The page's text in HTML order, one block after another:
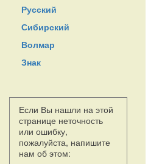
Русский
Сибирский
Волмар
Знак
Если Вы нашли на этой
странице неточность
или ошибку,
пожалуйста, напишите
нам об этом: